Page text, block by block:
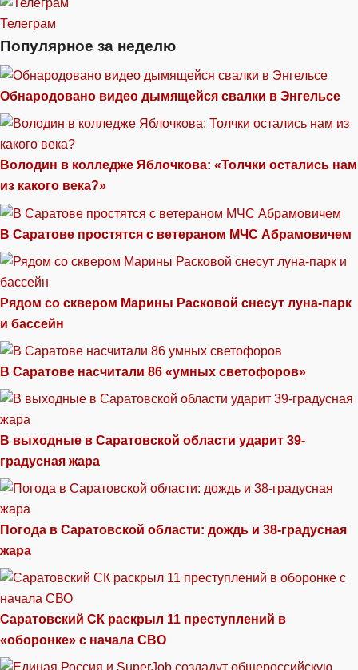
Телеграм
Популярное за неделю
Обнародовано видео дымящейся свалки в Энгельсе
Володин в колледже Яблочкова: «Толчки остались нам
из какого века?»
В Саратове простятся с ветераном МЧС Абрамовичем
Рядом со сквером Марины Расковой снесут луна-парк
и бассейн
В Саратове насчитали 86 «умных светофоров»
В выходные в Саратовской области ударит 39-
градусная жара
Погода в Саратовской области: дождь и 38-градусная
жара
Саратовский СК раскрыл 11 преступлений в
«оборонке» с начала СВО